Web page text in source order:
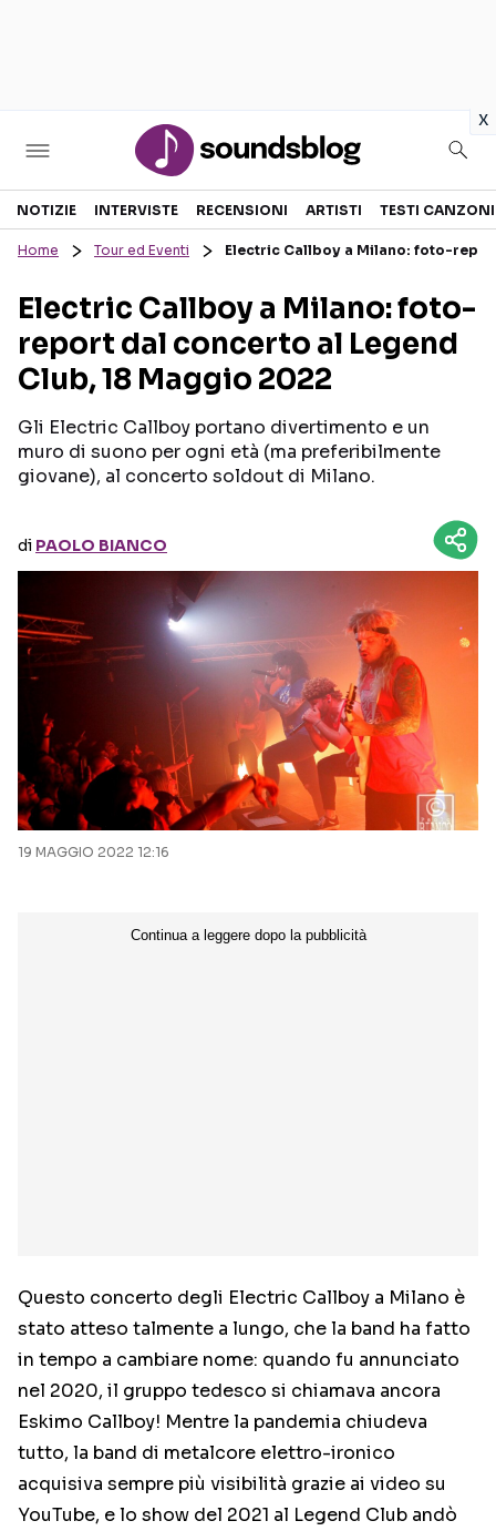
x
Sezioni
RECENSIONI MUSICALI
INTERVISTE
GOSSIP E CURIOSITÀ
TESTI CANZONI
TOUR ED EVENTI
TALENT SHOW
NOTIZIE INTERVISTE RECENSIONI ARTISTI TESTI CANZONI
Home Tour ed Eventi Electric Callboy a Milano: foto-
Electric Callboy a Milano: foto-
report dal concerto al Legend
Club, 18 Maggio 2022
Gli Electric Callboy portano divertimento e un
muro di suono per ogni età (ma preferibilmente
giovane), al concerto soldout di Milano.
di PAOLO BIANCO
19 MAGGIO 2022 12:16
Questo concerto degli Electric Callboy a Milano è
stato atteso talmente a lungo, che la band ha fatto
in tempo a cambiare nome: quando fu annunciato
nel 2020, il gruppo tedesco si chiamava ancora
Eskimo Callboy! Mentre la pandemia chiudeva
tutto, la band di metalcore elettro-ironico
acquisiva sempre più visibilità grazie ai video su
YouTube, e lo show del 2021 al Legend Club andò